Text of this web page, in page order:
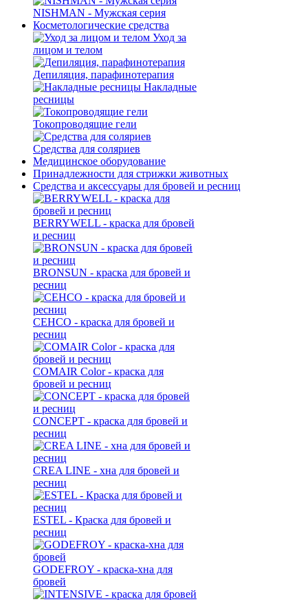
NISHMAN - Мужская серия
Косметологические средства
Уход за
лицом и телом
Депиляция, парафинотерапия
Накладные
ресницы
Токопроводящие гели
Средства для соляриев
Медицинское оборудование
Принадлежности для стрижки животных
Средства и аксессуары для бровей и ресниц
BERRYWELL - краска для бровей
и ресниц
BRONSUN - краска для бровей и
ресниц
CEHCO - краска для бровей и
ресниц
COMAIR Color - краска для
бровей и ресниц
CONCEPT - краска для бровей и
ресниц
CREA LINE - хна для бровей и
ресниц
ESTEL - Краска для бровей и
ресниц
GODEFROY - краска-хна для
бровей